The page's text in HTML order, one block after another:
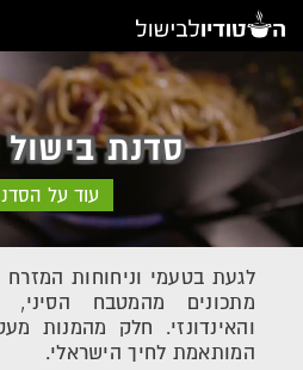
סדנת
עוד על
לגעת בטעמי וניחוחות
מתכונים מהמטבח הסיני,
והאינדונזי. חלק מהמנות
המותאמת לחיך הישראלי.